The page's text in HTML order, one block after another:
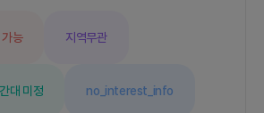
능 지역무관
대 미정 no_interest_info